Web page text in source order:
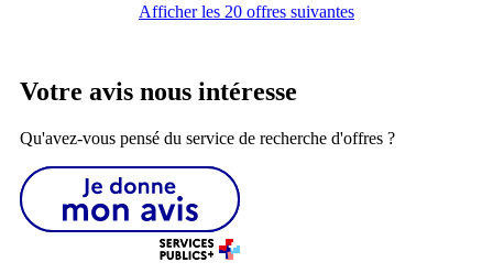
Afficher les 20 offres suivantes
Votre avis nous intéresse
Qu'avez-vous pensé du service de recherche d'offres ?